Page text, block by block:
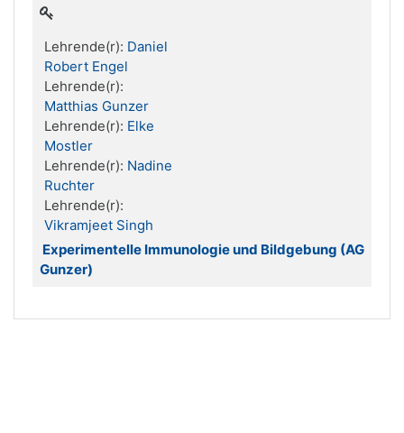
Lehrende(r): Daniel
Robert Engel
Lehrende(r):
Matthias Gunzer
Lehrende(r): Elke
Mostler
Lehrende(r): Nadine
Ruchter
Lehrende(r):
Vikramjeet Singh
Experimentelle Immunologie und Bildgebung (AG
Gunzer)